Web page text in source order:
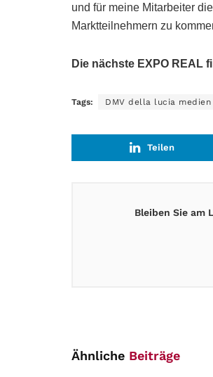
und für meine Mitarbeiter
Marktteilnehmern zu
Die nächste EXPO REAL
Tags: DMV della lucia medien
Teilen
Bleiben Sie am
Ähnliche Beiträge